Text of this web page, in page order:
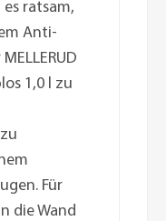
ratsam,
Anti-
1,0 l zu
Für
die Wand